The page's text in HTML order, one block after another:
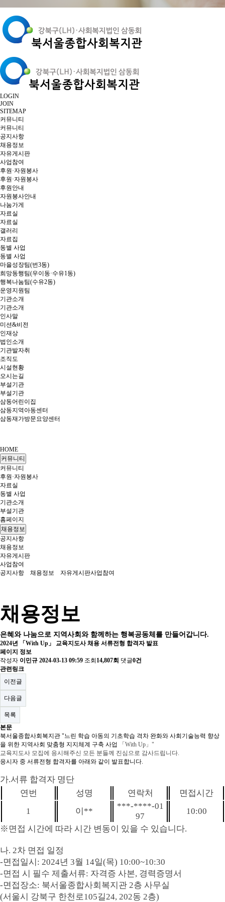
LOGIN
JOIN
SITEMAP
커뮤니티
커뮤니티
공지사항
채용정보
자유게시판
사업참여
후원·자원봉사
후원·자원봉사
후원안내
자원봉사안내
나눔가게
자료실
자료실
갤러리
자료집
동별 사업
동별 사업
마을성장팀(번3동)
희망동행팀(우이동·수유1동)
행복나눔팀(수유2동)
운영지원팀
기관소개
기관소개
인사말
미션&비전
인재상
법인소개
기관발자취
조직도
시설현황
오시는길
부설기관
부설기관
삼동어린이집
삼동지역아동센터
삼동재가방문요양센터
HOME
커뮤니티
커뮤니티
후원·자원봉사
자료실
동별 사업
기관소개
부설기관
홈페이지
채용정보
공지사항
채용정보
자유게시판
사업참여
공지사항
채용정보 자유게시판사업참여
채용정보
은혜와 나눔으로 지역사회와 함께하는 행복공동체를 만들어갑니다.
2024년 「With Up」 교육지도사 채용 서류전형 합격자 발표
페이지 정보
작성자 이민규 2024-03-13 09:59 조회 14,807회 댓글0건
관련링크
이전글
다음글
목록
본문
북서울종합사회복지관 "느린 학습 아동의 기초학습 격차 완화와 사회기술능력 향상
을 위한 지역사회 맞춤형 지지체계 구축 사업
「With Up 」"
교육지도사 모집에 응시해주신 모든 분들께 진심으로 감사드립니다.
응시자 중 서류전형 합격자를 아래와 같이 발표합니다.
가.서류 합격자 명단
연번
성명 연락처
면접시간
1
이**
***-****-01
97
10:00
※ 면접 시간에 따라 시간 변동이 있을 수 있습니다.
나. 2차 면접 일정
-면접일시 : 2024년 3월 14일(목) 10:00~10:30
-면접 시 필수 제출서류: 자격증 사본, 경력증명서
-면접장소: 북서울종합사회복지관 2층 사무실
(서울시 강북구 한천로105길24, 202동 2층)